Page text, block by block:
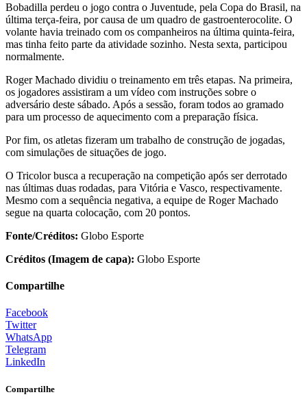
Bobadilla perdeu o jogo contra o Juventude, pela Copa do Brasil, na
última terça-feira, por causa de um quadro de gastroenterocolite. O
volante havia treinado com os companheiros na última quinta-feira,
mas tinha feito parte da atividade sozinho. Nesta sexta, participou
normalmente.
Roger Machado dividiu o treinamento em três etapas. Na primeira,
os jogadores assistiram a um vídeo com instruções sobre o
adversário deste sábado. Após a sessão, foram todos ao gramado
para um processo de aquecimento com a preparação física.
Por fim, os atletas fizeram um trabalho de construção de jogadas,
com simulações de situações de jogo.
O Tricolor busca a recuperação na competição após ser derrotado
nas últimas duas rodadas, para Vitória e Vasco, respectivamente.
Mesmo com a sequência negativa, a equipe de Roger Machado
segue na quarta colocação, com 20 pontos.
Fonte/Créditos: Globo Esporte
Créditos (Imagem de capa): Globo Esporte
Compartilhe
Facebook
Twitter
WhatsApp
Telegram
LinkedIn
Compartilhe